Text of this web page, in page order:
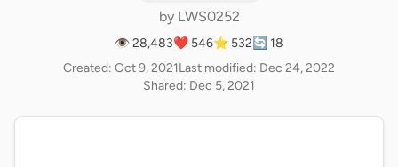
by LWS0252
👁 28,483❤️ 546⭐ 532🔄 18
Created: Oct 9, 2021Last modified: Dec 24, 2022
Shared: Dec 5, 2021